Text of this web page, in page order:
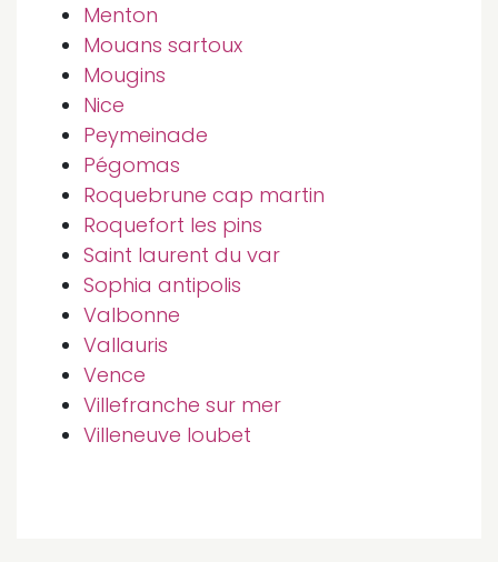
Menton
Mouans sartoux
Mougins
Nice
Peymeinade
Pégomas
Roquebrune cap martin
Roquefort les pins
Saint laurent du var
Sophia antipolis
Valbonne
Vallauris
Vence
Villefranche sur mer
Villeneuve loubet